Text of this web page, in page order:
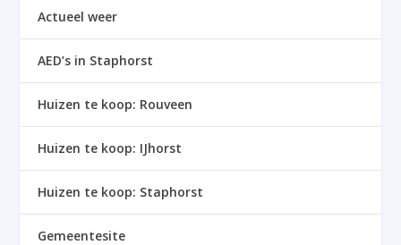
Actueel weer
AED’s in Staphorst
Huizen te koop: Rouveen
Huizen te koop: IJhorst
Huizen te koop: Staphorst
Gemeentesite